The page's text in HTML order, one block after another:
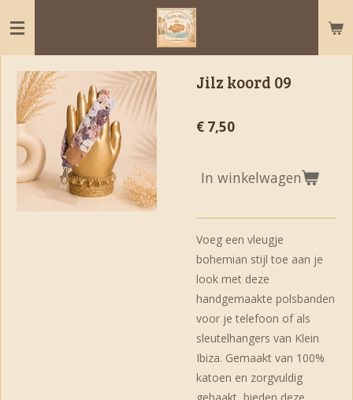
direct
naar
hoofdinhoud
Jilz koord 09
€ 7,50
In winkelwagen
Voeg een vleugje
bohemian stijl toe aan je
look met deze
handgemaakte polsbanden
voor je telefoon of als
sleutelhangers van Klein
Ibiza. Gemaakt van 100%
katoen en zorgvuldig